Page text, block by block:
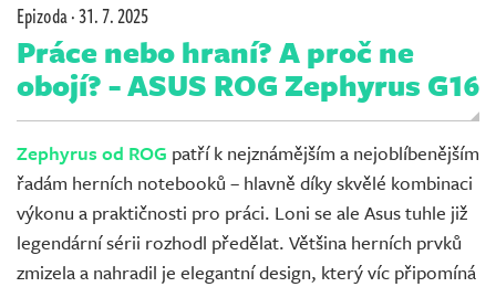
Epizoda ·31. 7. 2025
Práce nebo hraní? A proč ne
obojí? - ASUS ROG Zephyrus G16
Zephyrus od ROG patří k nejznámějším a nejoblíbenějším
řadám herních notebooků – hlavně díky skvělé kombinaci
výkonu a praktičnosti pro práci. Loni se ale Asus tuhle již
legendární sérii rozhodl předělat. Většina herních prvků
zmizela a nahradil je elegantní design, který víc připomíná